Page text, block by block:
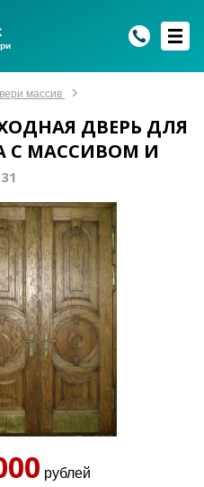
массив
ДВЕРЬ ДЛЯ
С МАССИВОМ И
рублей